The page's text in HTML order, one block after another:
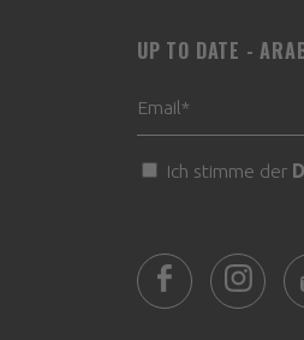
UP TO DATE -
Ich stimme der